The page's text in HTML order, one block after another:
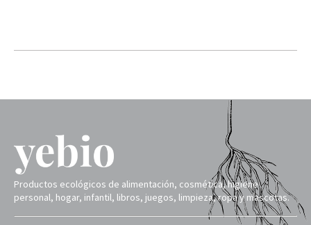
Productos ecológicos de alimentación, cosmética, higiene
personal, hogar, infantil, libros, juegos, limpieza, ropa y mascotas.